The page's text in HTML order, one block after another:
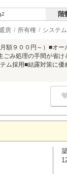
2 階
房 所有権 システ
額９００円～）■オ
み処理の手間が省
ム採用■結露対策に